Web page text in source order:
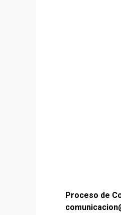
Proceso de